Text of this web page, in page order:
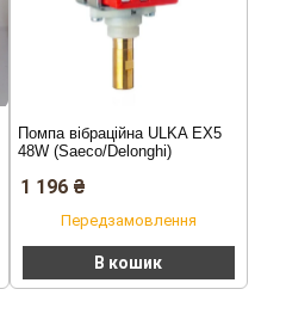
Помпа вібраційна ULKA EX5
48W (Saeco/Delonghi)
1 196 ₴
Передзамовлення
В кошик